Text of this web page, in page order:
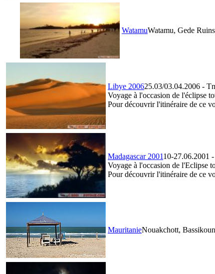
WatamuWatamu, Gede
Libye 200625.03/03.04.2006 -
Voyage à l'occasion de l'éclipse
Pour découvrir l'itinéraire de ce
Madagascar 200110-27.06.2001
Voyage à l'occasion de l'Eclipse
Pour découvrir l'itinéraire de ce
MauritanieNouakchott,